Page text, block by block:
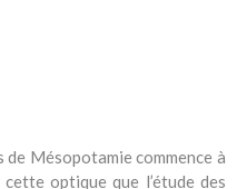
de Mésopotamie commence à
optique que l’étude des